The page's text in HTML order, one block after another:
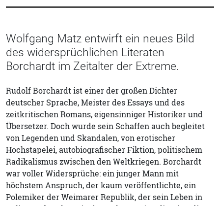
Wolfgang Matz entwirft ein neues Bild
des widersprüchlichen Literaten
Borchardt im Zeitalter der Extreme.
Rudolf Borchardt ist einer der großen Dichter
deutscher Sprache, Meister des Essays und des
zeitkritischen Romans, eigensinniger Historiker und
Übersetzer. Doch wurde sein Schaffen auch begleitet
von Legenden und Skandalen, von erotischer
Hochstapelei, autobiografischer Fiktion, politischem
Radikalismus zwischen den Weltkriegen. Borchardt
war voller Widersprüche: ein junger Mann mit
höchstem Anspruch, der kaum veröffentlichte, ein
Polemiker der Weimarer Republik, der sein Leben in